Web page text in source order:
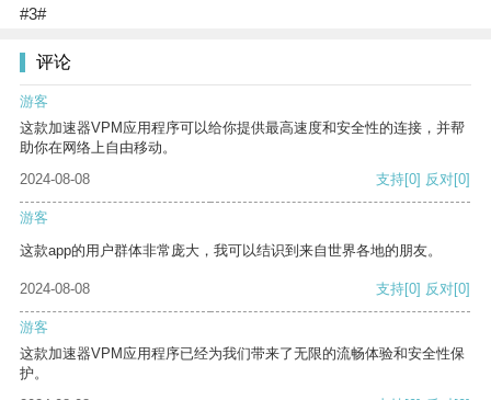
#3#
评论
游客
这款加速器VPM应用程序可以给你提供最高速度和安全性的连接，并帮
助你在网络上自由移动。
2024-08-08
支持[0] 反对[0]
游客
这款app的用户群体非常庞大，我可以结识到来自世界各地的朋友。
2024-08-08 支持[0] 反对[0]
游客
这款加速器VPM应用程序已经为我们带来了无限的流畅体验和安全性保
护。